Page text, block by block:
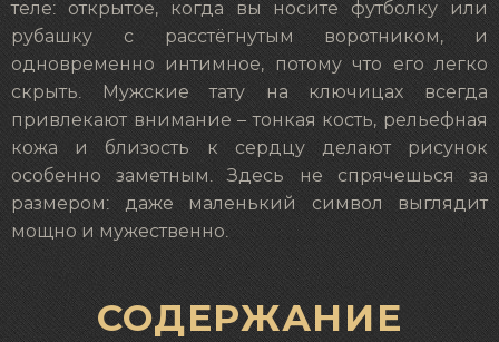
теле: открытое, когда вы носите футболку или
рубашку с расстёгнутым воротником, и
одновременно интимное, потому что его легко
скрыть. Мужские тату на ключицах всегда
привлекают внимание – тонкая кость, рельефная
кожа и близость к сердцу делают рисунок
особенно заметным. Здесь не спрячешься за
размером: даже маленький символ выглядит
мощно и мужественно.
СОДЕРЖАНИЕ